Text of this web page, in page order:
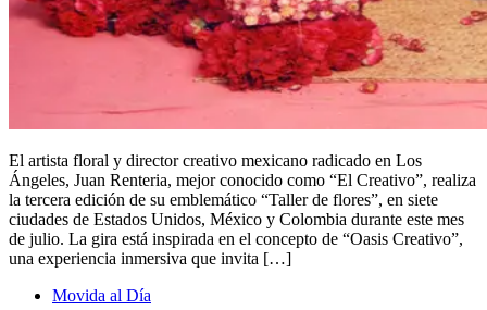
El artista floral y director creativo mexicano radicado en Los
Ángeles, Juan Renteria, mejor conocido como “El Creativo”, realiza
la tercera edición de su emblemático “Taller de flores”, en siete
ciudades de Estados Unidos, México y Colombia durante este mes
de julio. La gira está inspirada en el concepto de “Oasis Creativo”,
una experiencia inmersiva que invita […]
Movida al Día